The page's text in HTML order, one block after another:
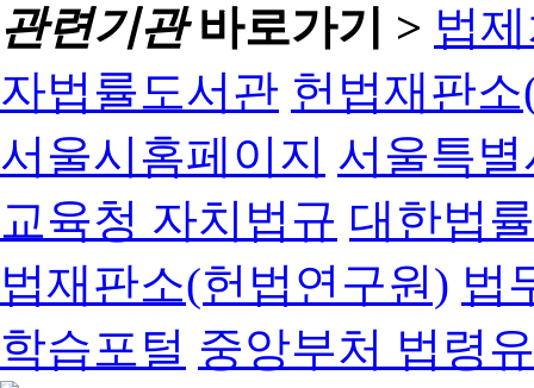
관련기관바로가기 > 법
자법률도서관 헌법재판
서울시홈페이지 서울특
교육청 자치법규 대한법
법재판소(헌법연구원) 법
학습포털 중앙부처 법령